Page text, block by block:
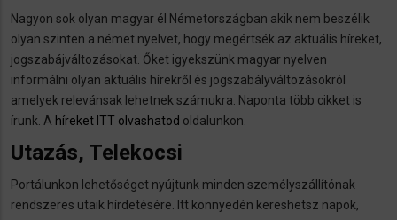
Nagyon sok olyan magyar él Németországban akik nem beszélik
olyan szinten a német nyelvet, hogy megértsék az aktuális híreket,
jogszabájváltozásokat. Őket igyekszünk magyar nyelven
informálni olyan aktuális hírekről és jogszabályváltozásokról
amelyek relevánsak lehetnek számukra. Naponta több cikket is
írunk. A híreket ITT olvashatod oldalunkon.
Utazás, Telekocsi
Portálunkon lehetőséget nyújtunk minden személyszállítónak
rendszeres utaik hírdetésére. Itt könnyedén kereshetsz napok,